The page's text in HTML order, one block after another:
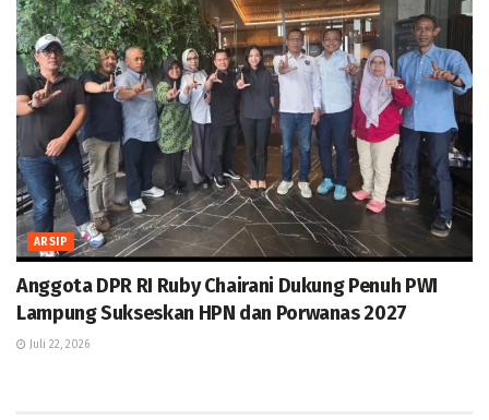
ARSIP
Anggota DPR RI Ruby Chairani Dukung Penuh PWI
Lampung Sukseskan HPN dan Porwanas 2027
Juli 22, 2026